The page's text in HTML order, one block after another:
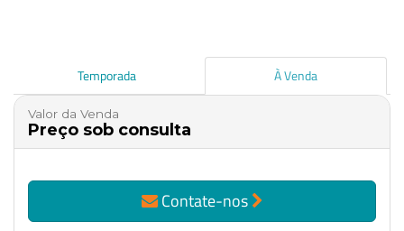
Temporada À Venda
Valor da Venda
Preço sob consulta
Contate-nos